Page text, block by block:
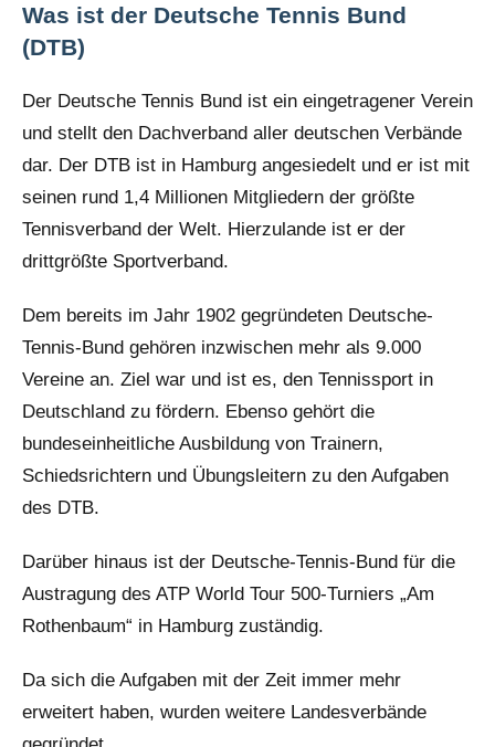
Was ist der Deutsche Tennis Bund
(DTB)
Der Deutsche Tennis Bund ist ein eingetragener Verein
und stellt den Dachverband aller deutschen Verbände
dar. Der DTB ist in Hamburg angesiedelt und er ist mit
seinen rund 1,4 Millionen Mitgliedern der größte
Tennisverband der Welt. Hierzulande ist er der
drittgrößte Sportverband.
Dem bereits im Jahr 1902 gegründeten Deutsche-
Tennis-Bund gehören inzwischen mehr als 9.000
Vereine an. Ziel war und ist es, den Tennissport in
Deutschland zu fördern. Ebenso gehört die
bundeseinheitliche Ausbildung von Trainern,
Schiedsrichtern und Übungsleitern zu den Aufgaben
des DTB.
Darüber hinaus ist der Deutsche-Tennis-Bund für die
Austragung des ATP World Tour 500-Turniers „Am
Rothenbaum“ in Hamburg zuständig.
Da sich die Aufgaben mit der Zeit immer mehr
erweitert haben, wurden weitere Landesverbände